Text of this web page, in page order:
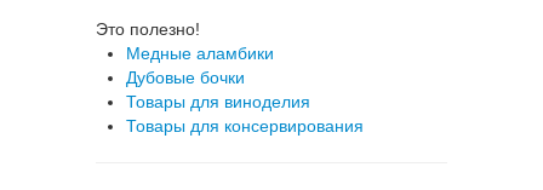
Это полезно!
Медные аламбики
Дубовые бочки
Товары для виноделия
Товары для консервирования